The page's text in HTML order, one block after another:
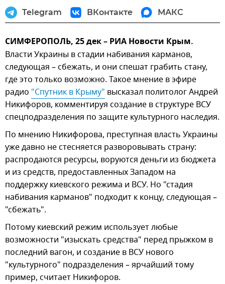
Telegram ВКонтакте МАКС
СИМФЕРОПОЛЬ, 25 дек – РИА Новости Крым.
Власти Украины в стадии набивания карманов,
следующая – сбежать, и они спешат грабить стану,
где это только возможно. Такое мнение в эфире
радио "Спутник в Крыму" высказал политолог Андрей
Никифоров, комментируя создание в структуре ВСУ
спецподразделения по защите культурного наследия.
По мнению Никифорова, преступная власть Украины
уже давно не стесняется разворовывать страну:
распродаются ресурсы, воруются деньги из бюджета
и из средств, предоставленных Западом на
поддержку киевского режима и ВСУ. Но "стадия
набивания карманов" подходит к концу, следующая –
"сбежать".
Потому киевский режим использует любые
возможности "изыскать средства" перед прыжком в
последний вагон, и создание в ВСУ нового
"культурного" подразделения – ярчайший тому
пример, считает Никифоров.